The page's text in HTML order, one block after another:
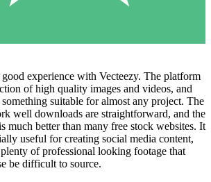
good experience with Vecteezy. The platform
of high quality images and videos, and
something suitable for almost any project. The
well downloads are straightforward, and the
much better than many free stock websites. It
useful for creating social media content,
of professional looking footage that
be difficult to source.